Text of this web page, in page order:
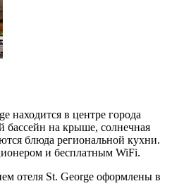
находится в центре города
бассейн на крыше, солнечная
блюда региональной кухни.
и бесплатным WiFi.
отеля St. George оформлены в